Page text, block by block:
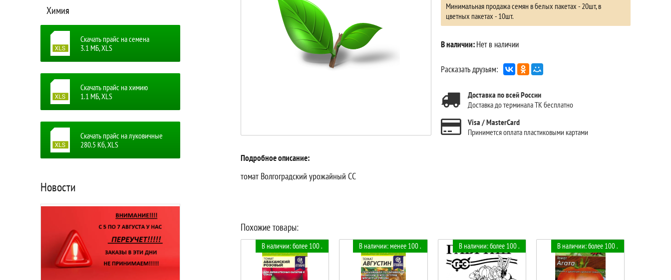
Химия
Скачать прайс на семена
3.1 MБ, XLS
Скачать прайс на химию
1.1 MБ, XLS
Скачать прайс на луковичные
280.5 Кб, XLS
Новости
Минимальная продажа семян в белых пакетах - 20шт, в
цветных пакетах - 10шт.
В наличии:Нет в наличии
Расказать друзьям:
Доставка по всей России
Доставка до терминала ТК бесплатно
Visa / MasterCard
Принимется оплата пластиковыми картами
Подробное описание:
томат Волгоградский урожайный СС
Похожие товары:
В наличии: более 100 . В наличии: менее 100 . В наличии: более 100 . В наличии: более 100 .